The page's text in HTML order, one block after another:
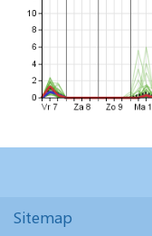
Sitemap